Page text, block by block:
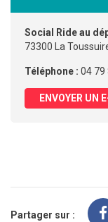
Social Ride au
73300 La
Téléphone : 04 79
ENVOYER UN
Partager sur :